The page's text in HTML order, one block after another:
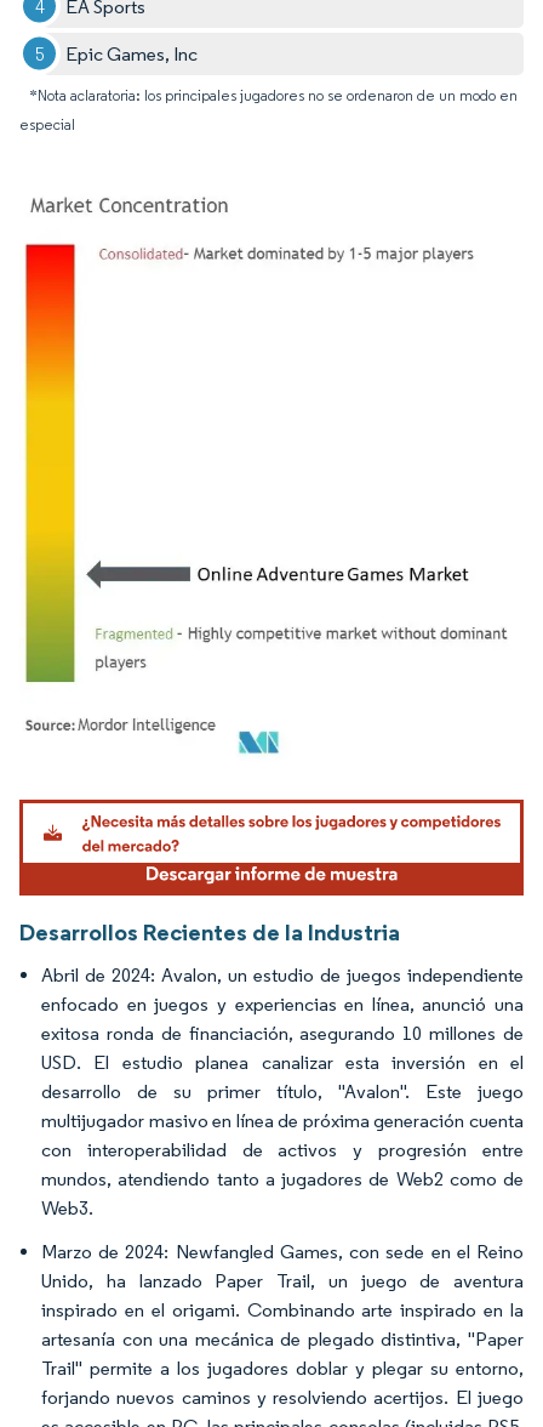
EA Sports
Epic Games, Inc
*Nota aclaratoria: los principales jugadores no se ordenaron de un modo en
especial
Imagen © Mordor Intelligence. El uso requiere atribución según CC BY 4.0.
Desarrollos Recientes de la Industria
Abril de 2024: Avalon, un estudio de juegos independiente
enfocado en juegos y experiencias en línea, anunció una
exitosa ronda de financiación, asegurando 10 millones de
USD. El estudio planea canalizar esta inversión en el
desarrollo de su primer título, "Avalon". Este juego
multijugador masivo en línea de próxima generación cuenta
con interoperabilidad de activos y progresión entre
mundos, atendiendo tanto a jugadores de Web2 como de
Web3.
Marzo de 2024: Newfangled Games, con sede en el Reino
Unido, ha lanzado Paper Trail, un juego de aventura
inspirado en el origami. Combinando arte inspirado en la
artesanía con una mecánica de plegado distintiva, "Paper
Trail" permite a los jugadores doblar y plegar su entorno,
forjando nuevos caminos y resolviendo acertijos. El juego